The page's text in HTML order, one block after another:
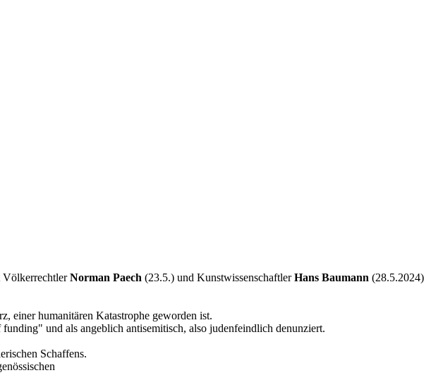
VölkerrechtlerNorman Paech (23.5.) und KunstwissenschaftlerHans Baumann (28.5.2024)
einer humanitären Katastrophe geworden ist.
und als angeblich antisemitisch, also judenfeindlich denunziert.
Schaffens.